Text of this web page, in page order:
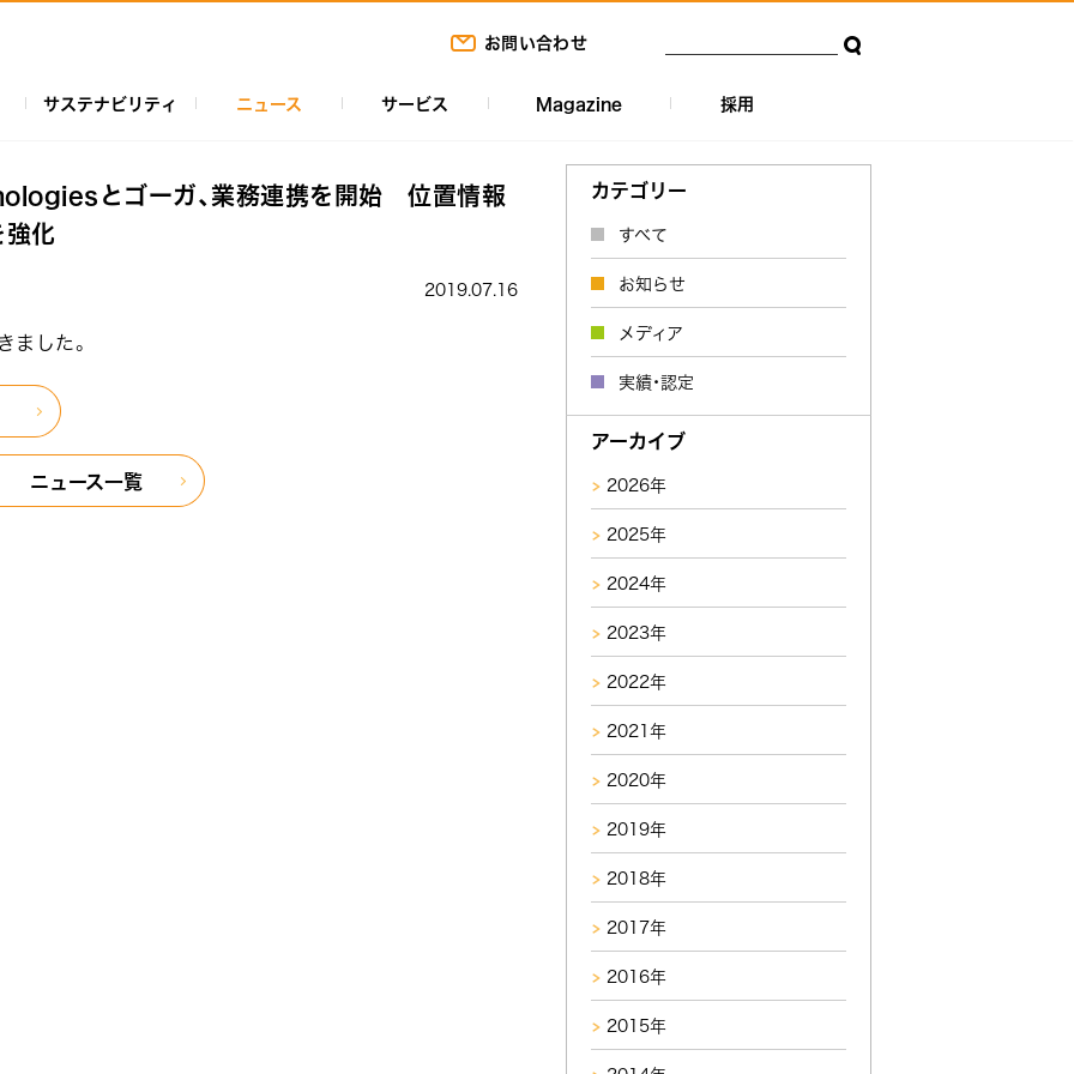
お問い合わせ
サステナビリティ ニュース サービス Magazine 採用
とゴーガ、業務連携を開始 位置情報
化
2019.07.16
した。
ニュース一覧
カテゴリー
すべて
お知らせ
メディア
実績・認定
アーカイブ
2026年
2025年
2024年
2023年
2022年
2021年
2020年
2019年
2018年
2017年
2016年
2015年